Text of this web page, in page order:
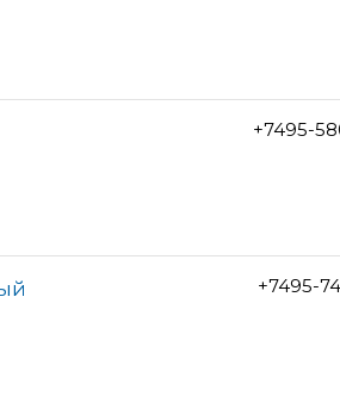
+7495-
+7495-